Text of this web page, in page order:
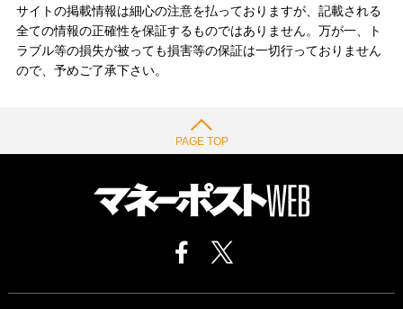
サイトの掲載情報は細心の注意を払っておりますが、記載される
全ての情報の正確性を保証するものではありません。万が一、ト
ラブル等の損失が被っても損害等の保証は一切行っておりません
ので、予めご了承下さい。
PAGE TOP